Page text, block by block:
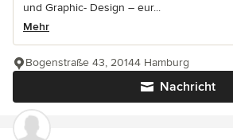
und Graphic- Design – eur...
Mehr
Nachricht
Bogenstraße 43, 20144 Hamburg